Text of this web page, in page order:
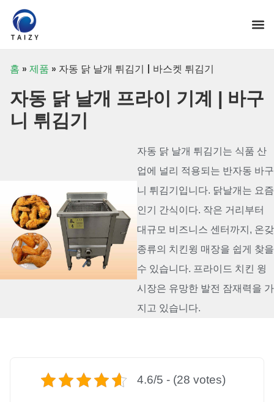
홈 » 제품 » 자동 닭 날개 튀김기 | 바스켓 튀김기
자동 닭 날개 프라이 기계 | 바구
니 튀김기
자동 닭 날개 튀김기는 식품 산
업에 널리 적용되는 반자동 바구
니 튀김기입니다. 닭날개는 요즘
인기 간식이다. 작은 거리부터
대규모 비즈니스 센터까지, 온갖
종류의 치킨윙 매장을 쉽게 찾을
수 있습니다. 프라이드 치킨 윙
시장은 유망한 발전 잠재력을 가
지고 있습니다.
4.6/5 - (28 votes)